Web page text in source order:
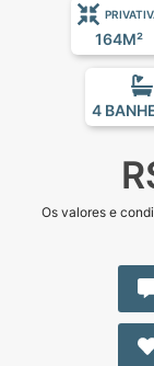
164M²
4
Os valores e